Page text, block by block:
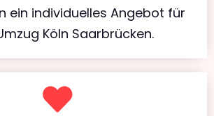
ein individuelles Angebot für
Köln Saarbrücken.